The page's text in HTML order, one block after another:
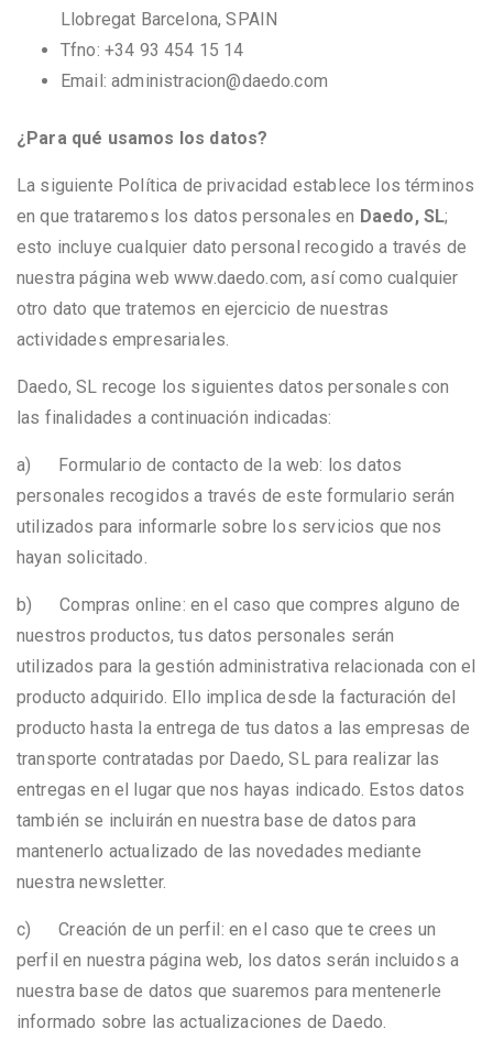
Llobregat Barcelona, SPAIN
Tfno: +34 93 454 15 14
Email: administracion@daedo.com
¿Para qué usamos los datos?
La siguiente Política de privacidad establece los términos
en que trataremos los datos personales en Daedo, SL;
esto incluye cualquier dato personal recogido a través de
nuestra página web www.daedo.com, así como cualquier
otro dato que tratemos en ejercicio de nuestras
actividades empresariales.
Daedo, SL recoge los siguientes datos personales con
las finalidades a continuación indicadas:
a) Formulario de contacto de la web: los datos
personales recogidos a través de este formulario serán
utilizados para informarle sobre los servicios que nos
hayan solicitado.
b) Compras online: en el caso que compres alguno de
nuestros productos, tus datos personales serán
utilizados para la gestión administrativa relacionada con el
producto adquirido. Ello implica desde la facturación del
producto hasta la entrega de tus datos a las empresas de
transporte contratadas por Daedo, SL para realizar las
entregas en el lugar que nos hayas indicado. Estos datos
también se incluirán en nuestra base de datos para
mantenerlo actualizado de las novedades mediante
nuestra newsletter.
c) Creación de un perfil: en el caso que te crees un
perfil en nuestra página web, los datos serán incluidos a
nuestra base de datos que suaremos para mentenerle
informado sobre las actualizaciones de Daedo.